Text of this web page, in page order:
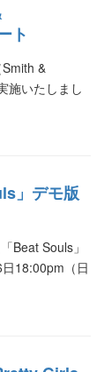
ト
&
施いたしまし
」デモ版
Beat Souls」
18:00pm（日